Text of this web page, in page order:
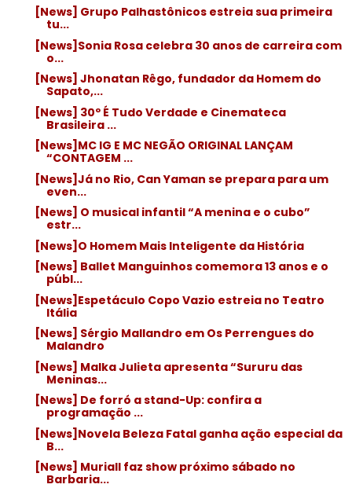
[News] Grupo Palhastônicos estreia sua primeira
tu...
[News]Sonia Rosa celebra 30 anos de carreira com
o...
[News] Jhonatan Rêgo, fundador da Homem do
Sapato,...
[News] 30º É Tudo Verdade e Cinemateca
Brasileira ...
[News]MC IG E MC NEGÃO ORIGINAL LANÇAM
“CONTAGEM ...
[News]Já no Rio, Can Yaman se prepara para um
even...
[News] O musical infantil “A menina e o cubo”
estr...
[News]O Homem Mais Inteligente da História
[News] Ballet Manguinhos comemora 13 anos e o
públ...
[News]Espetáculo Copo Vazio estreia no Teatro
Itália
[News] Sérgio Mallandro em Os Perrengues do
Malandro
[News] Malka Julieta apresenta “Sururu das
Meninas...
[News] De forró a stand-Up: confira a
programação ...
[News]Novela Beleza Fatal ganha ação especial da
B...
[News] Muriall faz show próximo sábado no
Barbaria...